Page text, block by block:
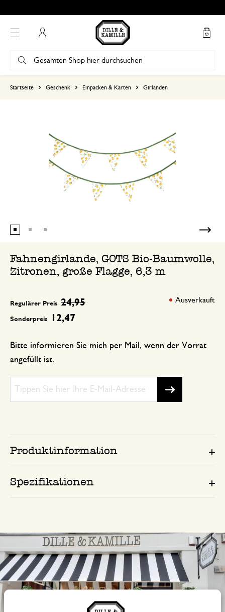
Startseite Geschenk Einpacken & Karten Girlanden
Fahnengirlande, GOTS Bio-Baumwolle,
Zitronen, große Flagge, 6,3 m
Sonderpreis 12,47
Regulärer Preis 24,95
Bitte informieren Sie mich per Mail, wenn der Vorrat
angefüllt ist.
Ausverkauft
Produktinformation
Spezifikationen